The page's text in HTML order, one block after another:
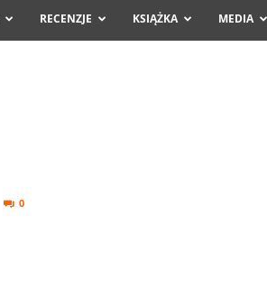
RECENZJE KSIĄŻKA MEDIA
0